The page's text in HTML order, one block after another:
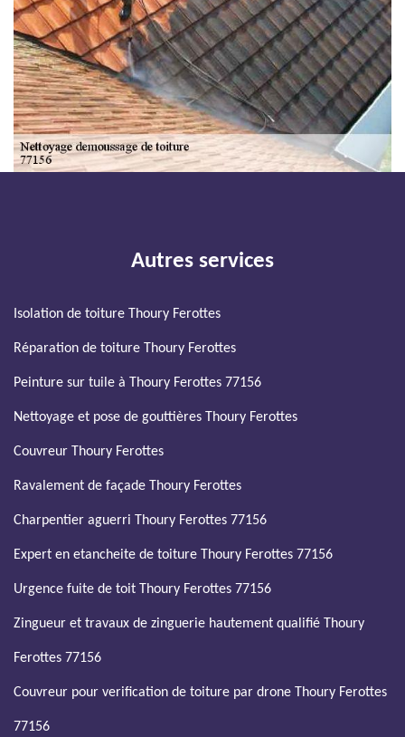
Autres services
Isolation de toiture Thoury Ferottes
Réparation de toiture Thoury Ferottes
Peinture sur tuile à Thoury Ferottes 77156
Nettoyage et pose de gouttières Thoury Ferottes
Couvreur Thoury Ferottes
Ravalement de façade Thoury Ferottes
Charpentier aguerri Thoury Ferottes 77156
Expert en etancheite de toiture Thoury Ferottes 77156
Urgence fuite de toit Thoury Ferottes 77156
Zingueur et travaux de zinguerie hautement qualifié Thoury
Ferottes 77156
Couvreur pour verification de toiture par drone Thoury Ferottes
77156